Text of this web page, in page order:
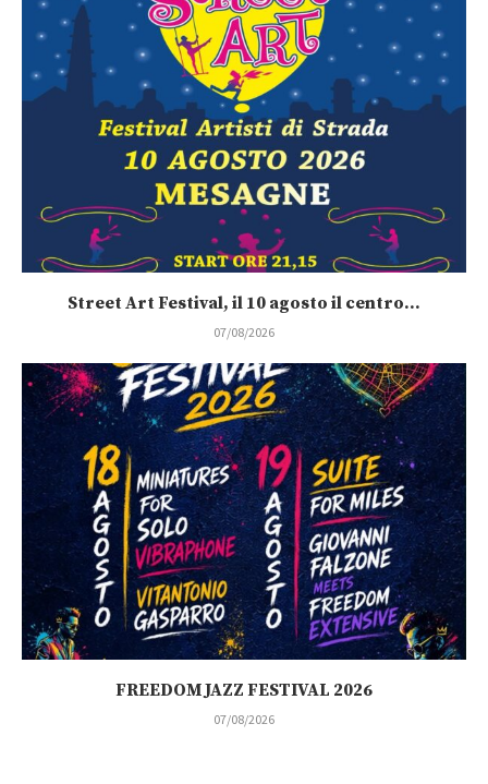
Street Art Festival, il 10 agosto il centro...
07/08/2026
FREEDOM JAZZ FESTIVAL 2026
07/08/2026